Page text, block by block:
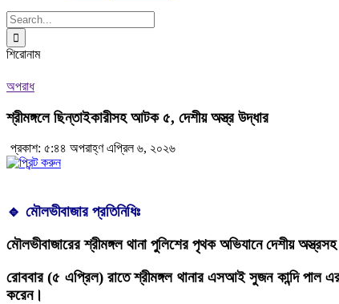
Search
for:
শিরোনাম
অপরাধ
শ্রীমঙ্গলে ছিন্তাইকারীসহ আটক ৫, দেশীয় অস্ত্র উদ্ধার
প্রকাশ: ৫:৪৪ অপরাহ্ণ এপ্রিল ৬, ২০২৬
🔹 মৌলভীবাজার প্রতিনিধিঃ
মৌলভীবাজারের শ্রীমঙ্গল থানা পুলিশের পৃথক অভিযানে দেশীয়
রোববার (৫ এপ্রিল) রাতে শ্রীমঙ্গল থানার এসআই সুজন কান্দি পাল
করেন।